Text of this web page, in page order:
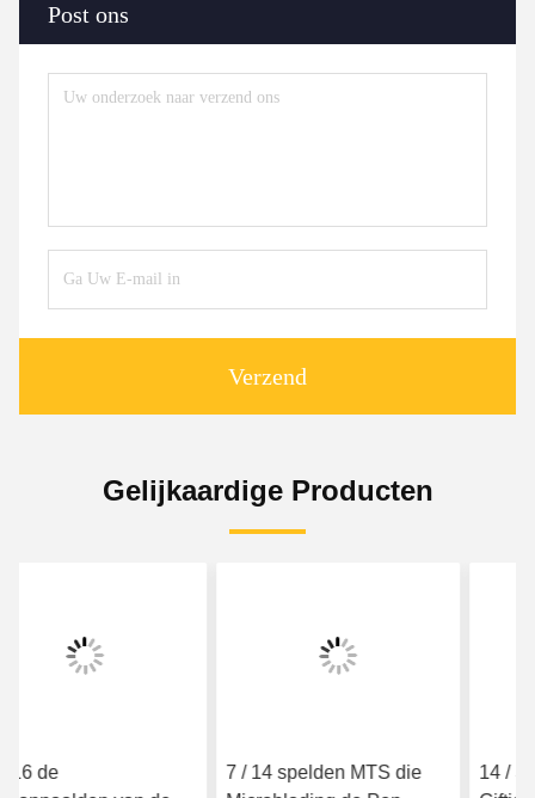
Post ons
Verzend
Gelijkaardige Producten
7 / 14 spelden MTS die
14 / Speld 17 niet - de